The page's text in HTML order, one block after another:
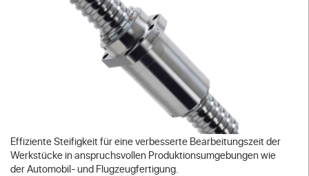
Effiziente Steifigkeit für eine verbesserte Bearbeitungszeit der
Werkstücke in anspruchsvollen Produktionsumgebungen wie
der Automobil- und Flugzeugfertigung.